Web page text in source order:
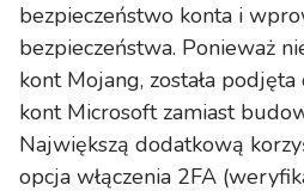
bezpieczeństwo konta i
bezpieczeństwa. Ponieważ
kont Mojang, została
kont Microsoft zamiast
Największą dodatkową
opcja włączenia 2FA